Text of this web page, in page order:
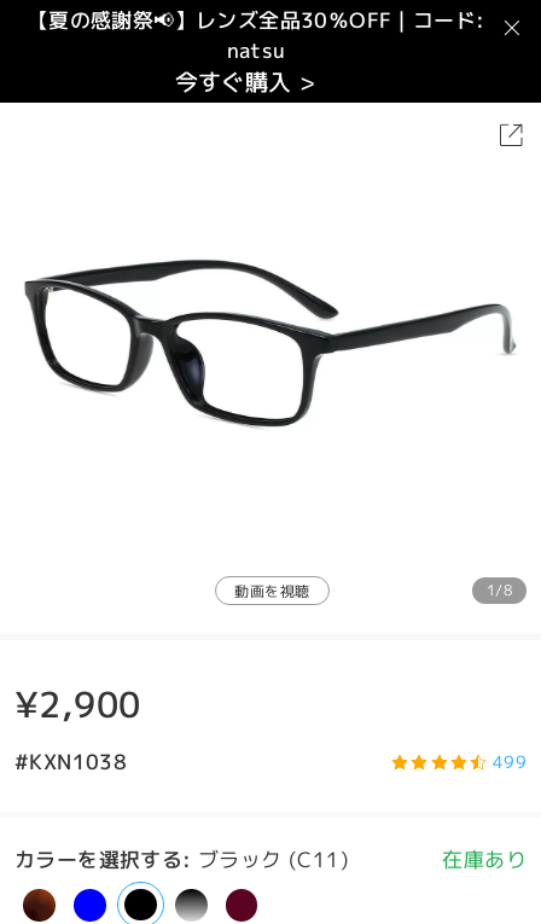
【夏の感謝祭📢】レンズ全品30％OFF｜コード:
natsu
今すぐ購入 >
動画を視聴 1/8
¥2,900
#KXN1038 499
カラーを選択する: ブラック (C11) 在庫あり